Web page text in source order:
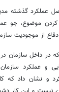
عملکرد گذشته
موضوع، جو
از موجودیت
که در داخل سازمان
و عملکرد
نشان داد که کار